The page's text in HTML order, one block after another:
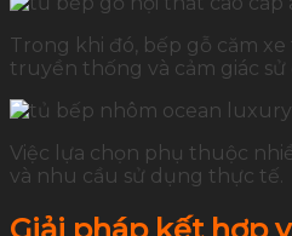
Trong khi đó, bếp gỗ căm
truyền thống và cảm giác sử
Việc lựa chọn phụ thuộc
và nhu cầu sử dụng thực tế.